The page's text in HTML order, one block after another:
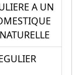
A UN